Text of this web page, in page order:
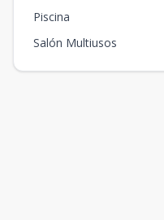
Piscina
Salón Multiusos